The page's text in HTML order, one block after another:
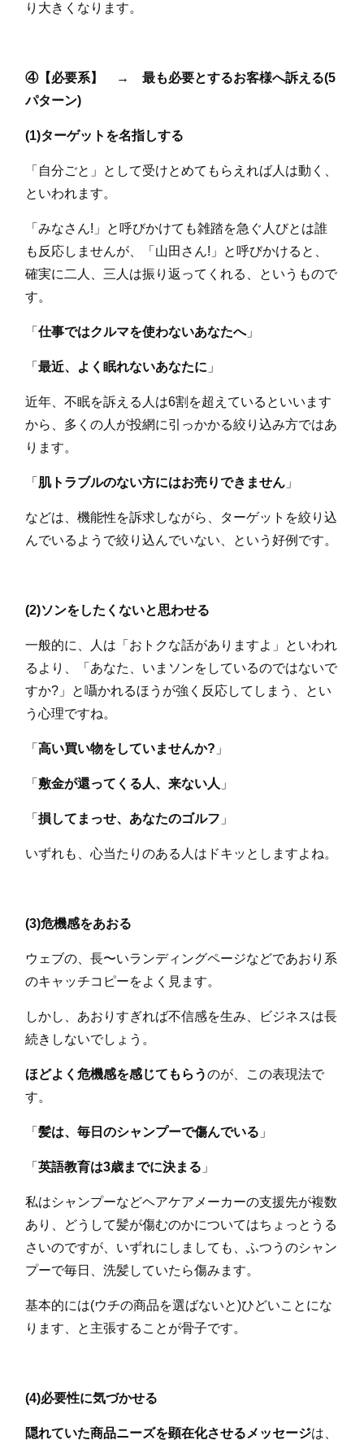
り大きくなります。
④【必要系】 → 最も必要とするお客様へ訴える(5
パターン)
(1)ターゲットを名指しする
「自分ごと」として受けとめてもらえれば人は動く、
といわれます。
「みなさん!」と呼びかけても雑踏を急ぐ人びとは誰
も反応しませんが、「山田さん!」と呼びかけると、
確実に二人、三人は振り返ってくれる、というもので
す。
「仕事ではクルマを使わないあなたへ」
「最近、よく眠れないあなたに 」
近年、不眠を訴える人は6割を超えているといいます
から、多くの人が投網に引っかかる絞り込み方ではあ
ります。
「 肌トラブルのない方にはお売りできません 」
などは、機能性を訴求しながら、ターゲットを絞り込
んでいるようで絞り込んでいない、という好例です。
(2)ソンをしたくないと思わせる
一般的に、人は「おトクな話がありますよ」といわれ
るより、「あなた、いまソンをしているのではないで
すか?」と囁かれるほうが強く反応してしまう、とい
う心理ですね。
「高い買い物をしていませんか? 」
「 敷金が還ってくる人、来ない人 」
「損してまっせ、あなたのゴルフ 」
いずれも、心当たりのある人はドキッとしますよね。
(3)危機感をあおる
ウェブの、長〜いランディングページなどであおり系
のキャッチコピーをよく見ます。
しかし、あおりすぎれば不信感を生み、ビジネスは長
続きしないでしょう。
ほどよく危機感を感じてもらうのが、この表現法で
す。
「髪は、毎日のシャンプーで傷んでいる 」
「英語教育は3歳までに決まる 」
私はシャンプーなどヘアケアメーカーの支援先が複数
あり、どうして髪が傷むのかについてはちょっとうる
さいのですが、いずれにしましても、ふつうのシャン
プーで毎日、洗髪していたら傷みます。
基本的には(ウチの商品を選ばないと)ひどいことにな
ります、と主張することが骨子です。
(4)必要性に気づかせる
隠れていた商品ニーズを顕在化させるメッセージは、